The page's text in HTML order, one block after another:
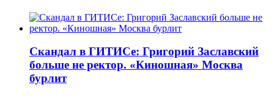
Скандал в ГИТИСе: Григорий Заславский
больше не ректор. «Киношная» Москва
бурлит